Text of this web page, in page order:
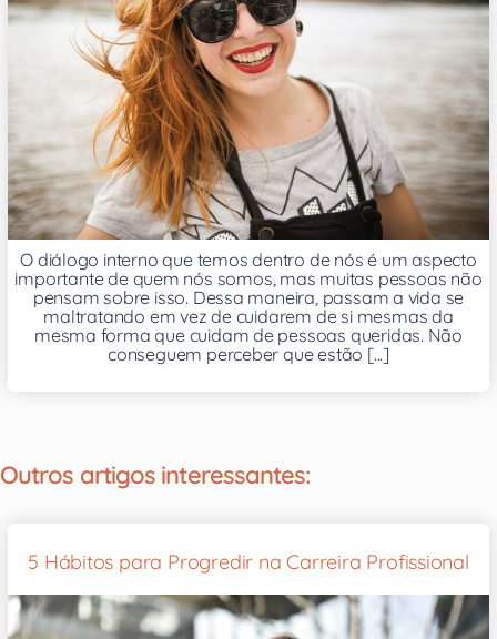
O diálogo interno que temos dentro de nós é um aspecto
importante de quem nós somos, mas muitas pessoas não
pensam sobre isso. Dessa maneira, passam a vida se
maltratando em vez de cuidarem de si mesmas da
mesma forma que cuidam de pessoas queridas. Não
conseguem perceber que estão [...]
Outros artigos interessantes:
5 Hábitos para Progredir na Carreira Profissional